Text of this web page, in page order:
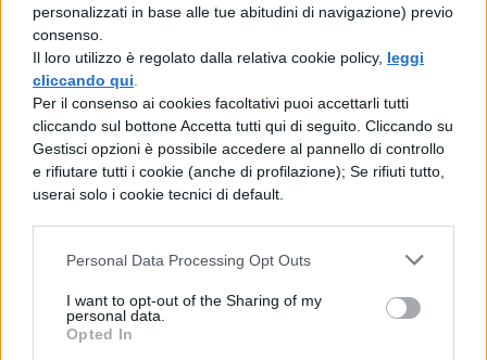
personalizzati in base alle tue abitudini di navigazione) previo
consenso.
Il loro utilizzo è regolato dalla relativa cookie policy, leggi
cliccando qui
Per il consenso ai cookies facoltativi puoi accettarli tutti
cliccando sul bottone Accetta tutti qui di seguito. Cliccando su
Gestisci opzioni è possibile accedere al pannello di controllo
e rifiutare tutti i cookie (anche di profilazione); Se rifiuti tutto,
userai solo i cookie tecnici di default.
Personal Data Processing Opt Outs
I want to opt-out of the Sharing of my
personal data.
Opted In
conservazione dei beni culturali beneficia
di19.248.542,96 euro.
Le basi normative e i
riferimenti ufficiali
La delibera del Consiglio dei ministri si
Il provvedimento è stato adottato ai sensi
dell’articolo 47, comma 3, terzo periodo,
della legge 20 maggio 1985, n. 222, che